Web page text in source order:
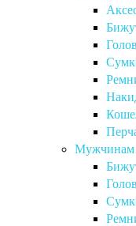
Мужчинам